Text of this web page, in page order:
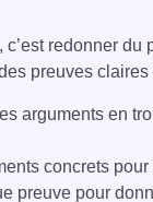
redonner du
preuves
arguments en
concrets
preuve pour